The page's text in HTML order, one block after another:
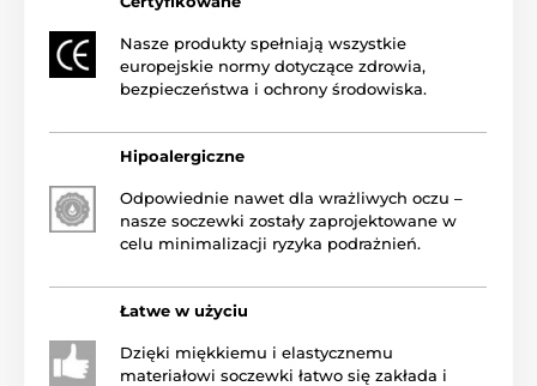
Nasze produkty spełniają wszystkie
europejskie normy dotyczące zdrowia,
bezpieczeństwa i ochrony środowiska.
Hipoalergiczne
Odpowiednie nawet dla wrażliwych oczu –
nasze soczewki zostały zaprojektowane w
celu minimalizacji ryzyka podrażnień.
Łatwe w użyciu
Dzięki miękkiemu i elastycznemu
materiałowi soczewki łatwo się zakłada i